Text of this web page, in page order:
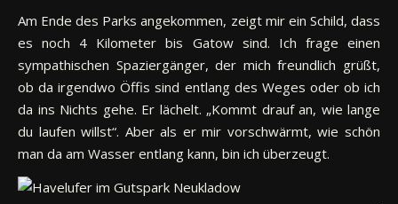
Am Ende des Parks angekommen, zeigt mir ein Schild, dass
es noch 4 Kilometer bis Gatow sind. Ich frage einen
sympathischen Spaziergänger, der mich freundlich grüßt,
ob da irgendwo Öffis sind entlang des Weges oder ob ich
da ins Nichts gehe. Er lächelt. „Kommt drauf an, wie lange
du laufen willst“. Aber als er mir vorschwärmt, wie schön
man da am Wasser entlang kann, bin ich überzeugt.